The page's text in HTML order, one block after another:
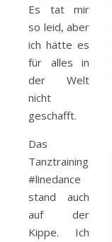
Es tat mir
so leid, aber
ich hätte es
für alles in
der Welt
nicht
geschafft.
Das
Tanztraining
#linedance
stand auch
auf der
Kippe. Ich